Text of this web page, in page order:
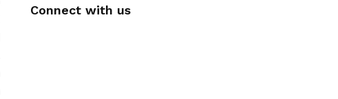
Connect with us